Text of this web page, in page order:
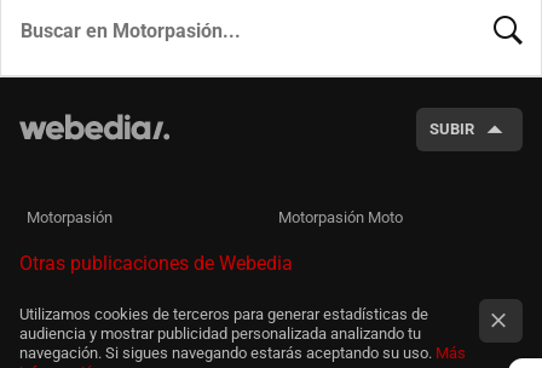
SUBIR
Motorpasión Motorpasión Moto
Otras publicaciones de Webedia
Utilizamos cookies de terceros para generar estadísticas de
audiencia y mostrar publicidad personalizada analizando tu
navegación. Si sigues navegando estarás aceptando su uso. Más